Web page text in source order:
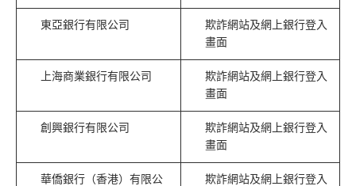
東亞銀行有限公司
欺詐網站及網上銀行登入
畫面
上海商業銀行有限公司
欺詐網站及網上銀行登入
畫面
創興銀行有限公司
欺詐網站及網上銀行登入
畫面
華僑銀行（香港）有限公
欺詐網站及網上銀行登入